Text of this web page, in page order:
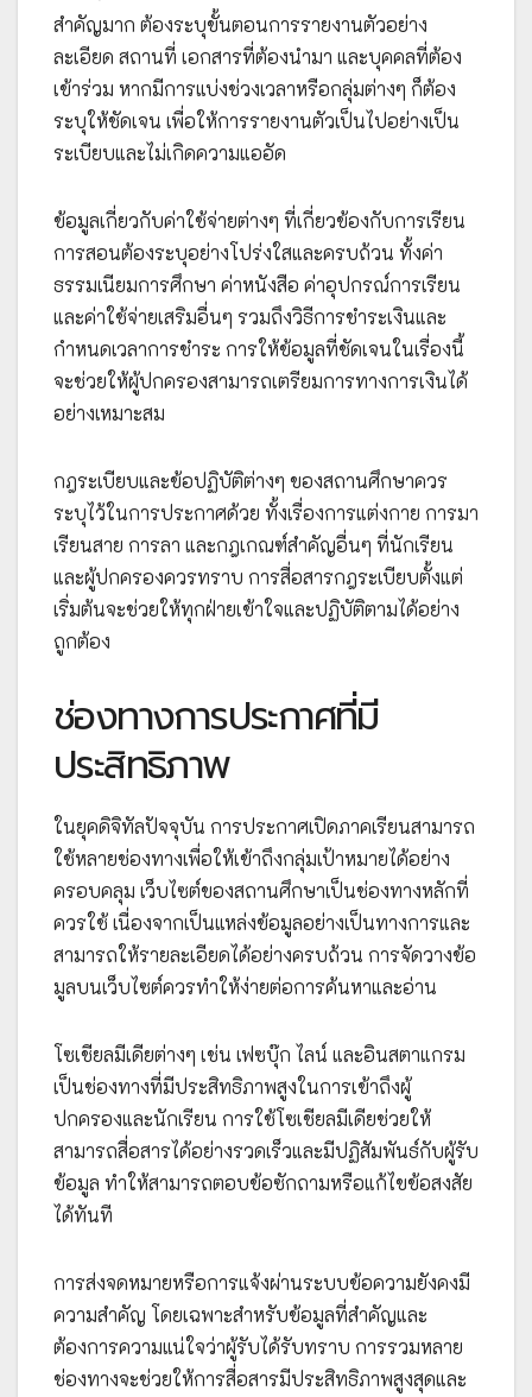
สำคัญมาก ต้องระบุขั้นตอนการรายงานตัวอย่าง
ละเอียด สถานที่ เอกสารที่ต้องนำมา และบุคคลที่ต้อง
เข้าร่วม หากมีการแบ่งช่วงเวลาหรือกลุ่มต่างๆ ก็ต้อง
ระบุให้ชัดเจน เพื่อให้การรายงานตัวเป็นไปอย่างเป็น
ระเบียบและไม่เกิดความแออัด
ข้อมูลเกี่ยวกับค่าใช้จ่ายต่างๆ ที่เกี่ยวข้องกับการเรียน
การสอนต้องระบุอย่างโปร่งใสและครบถ้วน ทั้งค่า
ธรรมเนียมการศึกษา ค่าหนังสือ ค่าอุปกรณ์การเรียน
และค่าใช้จ่ายเสริมอื่นๆ รวมถึงวิธีการชำระเงินและ
กำหนดเวลาการชำระ การให้ข้อมูลที่ชัดเจนในเรื่องนี้
จะช่วยให้ผู้ปกครองสามารถเตรียมการทางการเงินได้
อย่างเหมาะสม
กฎระเบียบและข้อปฏิบัติต่างๆ ของสถานศึกษาควร
ระบุไว้ในการประกาศด้วย ทั้งเรื่องการแต่งกาย การมา
เรียนสาย การลา และกฎเกณฑ์สำคัญอื่นๆ ที่นักเรียน
และผู้ปกครองควรทราบ การสื่อสารกฎระเบียบตั้งแต่
เริ่มต้นจะช่วยให้ทุกฝ่ายเข้าใจและปฏิบัติตามได้อย่าง
ถูกต้อง
ช่องทางการประกาศที่มี
ประสิทธิภาพ
ในยุคดิจิทัลปัจจุบัน การประกาศเปิดภาคเรียนสามารถ
ใช้หลายช่องทางเพื่อให้เข้าถึงกลุ่มเป้าหมายได้อย่าง
ครอบคลุม เว็บไซต์ของสถานศึกษาเป็นช่องทางหลักที่
ควรใช้ เนื่องจากเป็นแหล่งข้อมูลอย่างเป็นทางการและ
สามารถให้รายละเอียดได้อย่างครบถ้วน การจัดวางข้อ
มูลบนเว็บไซต์ควรทำให้ง่ายต่อการค้นหาและอ่าน
โซเชียลมีเดียต่างๆ เช่น เฟซบุ๊ก ไลน์ และอินสตาแกรม
เป็นช่องทางที่มีประสิทธิภาพสูงในการเข้าถึงผู้
ปกครองและนักเรียน การใช้โซเชียลมีเดียช่วยให้
สามารถสื่อสารได้อย่างรวดเร็วและมีปฏิสัมพันธ์กับผู้รับ
ข้อมูล ทำให้สามารถตอบข้อซักถามหรือแก้ไขข้อสงสัย
ได้ทันที
การส่งจดหมายหรือการแจ้งผ่านระบบข้อความยังคงมี
ความสำคัญ โดยเฉพาะสำหรับข้อมูลที่สำคัญและ
ต้องการความแน่ใจว่าผู้รับได้รับทราบ การรวมหลาย
ช่องทางจะช่วยให้การสื่อสารมีประสิทธิภาพสูงสุดและ